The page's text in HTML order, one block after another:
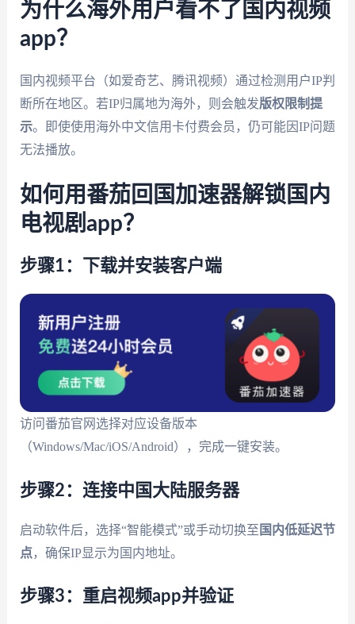
为什么海外用户看不了国内视频
app？
国内视频平台（如爱奇艺、腾讯视频）通过检测用户IP判
断所在地区。若IP归属地为海外，则会触发版权限制提
示。即使使用海外中文信用卡付费会员，仍可能因IP问题
无法播放。
如何用番茄回国加速器解锁国内
电视剧app？
步骤1：下载并安装客户端
访问番茄官网选择对应设备版本
（Windows/Mac/iOS/Android），完成一键安装。
步骤2：连接中国大陆服务器
启动软件后，选择“智能模式”或手动切换至 国内低延迟节
点，确保IP显示为国内地址。
步骤3：重启视频app并验证